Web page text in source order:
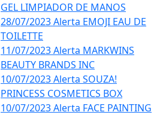
GEL LIMPIADOR DE MANOS
28/07/2023 Alerta EMOJI EAU DE
TOILETTE
11/07/2023 Alerta MARKWINS
BEAUTY BRANDS INC
10/07/2023 Alerta SOUZA!
PRINCESS COSMETICS BOX
10/07/2023 Alerta FACE PAINTING